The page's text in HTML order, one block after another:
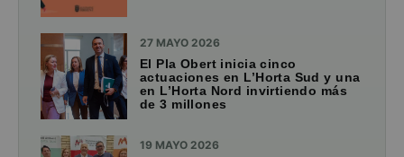
27 MAYO 2026
El Pla Obert inicia cinco
actuaciones en L’Horta Sud y una
en L’Horta Nord invirtiendo más
de 3 millones
19 MAYO 2026